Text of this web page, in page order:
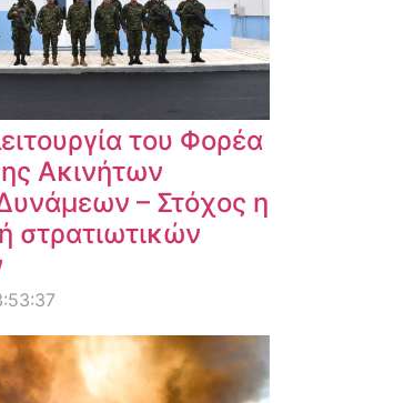
του Φορέα
Ακινήτων
– Στόχος η
στρατιωτικών